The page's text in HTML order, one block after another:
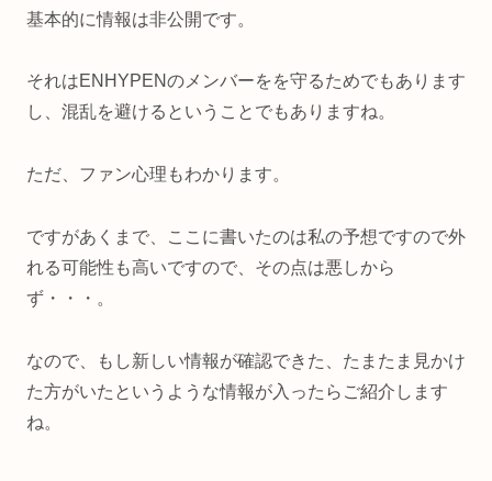
基本的に情報は非公開です。
それはENHYPENのメンバーをを守るためでもあります
し、混乱を避けるということでもありますね。
ただ、ファン心理もわかります。
ですがあくまで、ここに書いたのは私の予想ですので外
れる可能性も高いですので、その点は悪しから
ず・・・。
なので、もし新しい情報が確認できた、たまたま見かけ
た方がいたというような情報が入ったらご紹介します
ね。